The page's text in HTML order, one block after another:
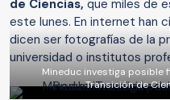
de Ciencias, que miles de
este lunes. En internet han
dicen ser fotografías de la
universidad o institutos
Mineduc investiga posible
Transición de